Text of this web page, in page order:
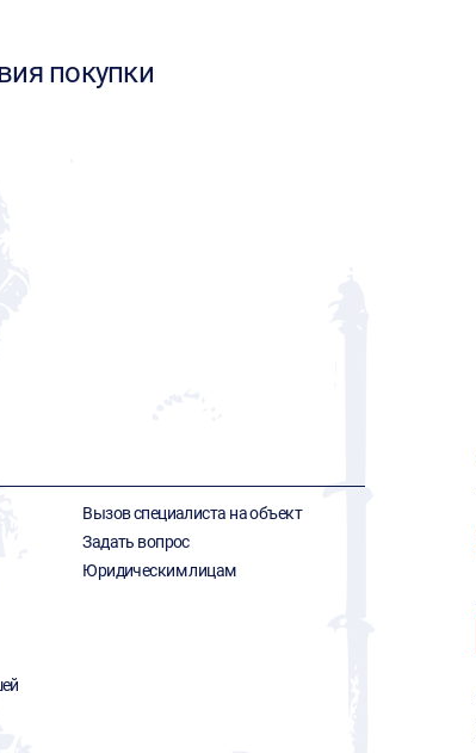
покупки
Вызов специалиста на объект
Задать вопрос
Юридическим лицам